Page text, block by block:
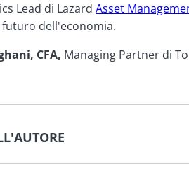
Lead di Lazard Asset
dell'economia.
CFA, Managing Partner di